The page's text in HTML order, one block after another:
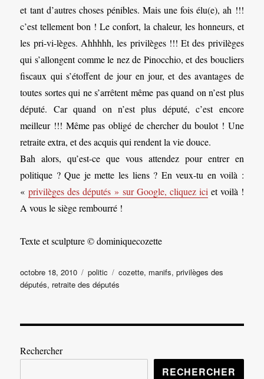
et tant d’autres choses pénibles. Mais une fois élu(e), ah !!!
c’est tellement bon ! Le confort, la chaleur, les honneurs, et
les pri-vi-lèges. Ahhhhh, les privilèges !!! Et des privilèges
qui s’allongent comme le nez de Pinocchio, et des boucliers
fiscaux qui s’étoffent de jour en jour, et des avantages de
toutes sortes qui ne s’arrêtent même pas quand on n’est plus
député. Car quand on n’est plus député, c’est encore
meilleur !!! Même pas obligé de chercher du boulot ! Une
retraite extra, et des acquis qui rendent la vie douce.
Bah alors, qu’est-ce que vous attendez pour entrer en
politique ? Que je mette les liens ? En veux-tu en voilà :
«privilèges des députés » sur Google, cliquez ici et voilà !
A vous le siège rembourré !
Texte et sculpture © dominiquecozette
Publié
le
octobre 18, 2010 Catégories
politic Étiquettes
cozette, manifs,privilèges des
députés, retraite des députés
Rechercher
RECHERCHER